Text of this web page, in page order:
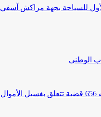
للسياحة بجهة مراكش آسفي
الوطني